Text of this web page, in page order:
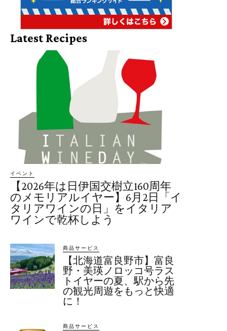
Latest Recipes
イベント
【2026年は日伊国交樹立160周年
のメモリアルイヤー】6月2日「イ
タリアワインの日」をイタリア
ワインで乾杯しよう
商品サービス
【北海道富良野市】富良
野・美瑛ノロッコ号ラス
トイヤーの夏、駅から先
の観光周遊をもっと快適
に！
商品サービス